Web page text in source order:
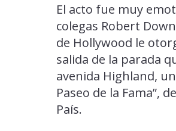
El acto fue muy
colegas Robert
de Hollywood le
salida de la parada
avenida Highland,
Paseo de la Fama”,
País.